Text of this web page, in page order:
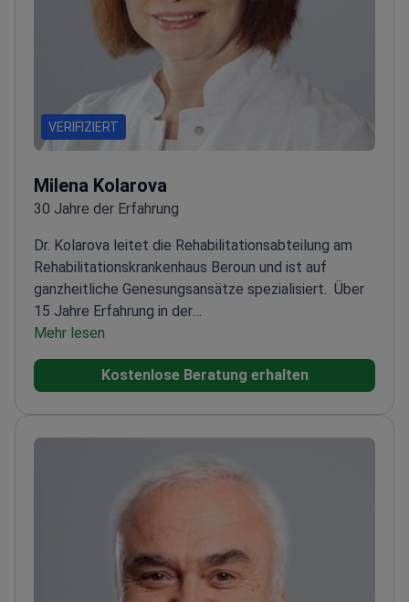
VERIFIZIERT
Milena Kolarova
30 Jahre der Erfahrung
Dr. Kolarova leitet die Rehabilitationsabteilung am
Rehabilitationskrankenhaus Beroun und ist auf
ganzheitliche Genesungsansätze spezialisiert.
Über
15 Jahre Erfahrung in der
Rehabilitationsmedizin
BeckenbodenproblemenAusgebildet in medizinischer
MedizinVeröffentlichte Autorin zu Themen der
Rehabilitation und SchmerztherapieTätigkeit in
Mehr lesen
Kostenlose Beratung erhalten